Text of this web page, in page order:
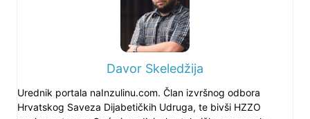
Davor Skeledžija
Urednik portala naInzulinu.com. Član izvršnog odbora
Hrvatskog Saveza Dijabetičkih Udruga, te bivši HZZO